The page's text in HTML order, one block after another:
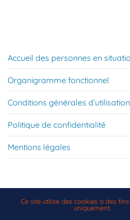
Accueil des personnes en
Organigramme fonctionnel
Conditions générales
Politique de confidentialité
Mentions légales
Ce site utilise des cookies à des
uniquement.